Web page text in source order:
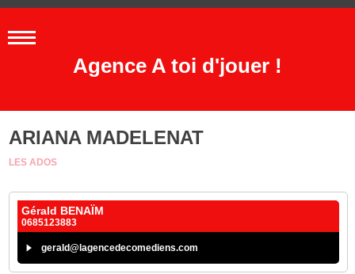
Agence A toi d'jouer !
ARIANA MADELENAT
LES ADOS
Gérald BENAÏM
0685123883
gerald@lagencedecomediens.com